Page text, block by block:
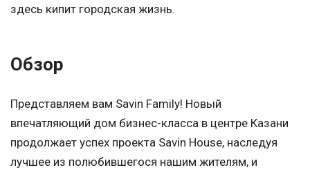
здесь кипит городская жизнь.
Обзор
Представляем вам Savin Family! Новый
впечатляющий дом бизнес-класса в центре Казани
продолжает успех проекта Savin House, наследуя
лучшее из полюбившегося нашим жителям, и